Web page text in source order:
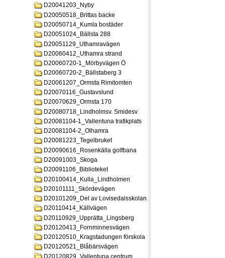
D20041203_Nyby
D20050518_Brittas backe
D20050714_Kumla bostäder
D20051024_Bällsta 288
D20051129_Uthamravägen
D20060412_Uthamra strand
D20060720-1_Mörbyvägen Ö
D20060720-2_Bällstaberg 3
D20061207_Ormsta Rimitomten
D20070116_Gustavslund
D20070629_Ormsta 170
D20080718_Lindholmsv. Smidesv
D20081104-1_Vallentuna trafikplats
D20081104-2_Olhamra
D20081223_Tegelbruket
D20090616_Rosenkälla golfbana
D20091003_Skoga
D20091106_Biblioteket
D20100414_Kulla_Lindholmen
D20101111_Skördevägen
D20101209_Del av Lovisedalsskolan
D20110414_Källvägen
D20110929_Upprätta_Lingsberg
D20120413_Fornminnesvägen
D20120510_Kragstadungen förskola
D20120521_Blåbärsvägen
D20120829_Vallentuna centrum